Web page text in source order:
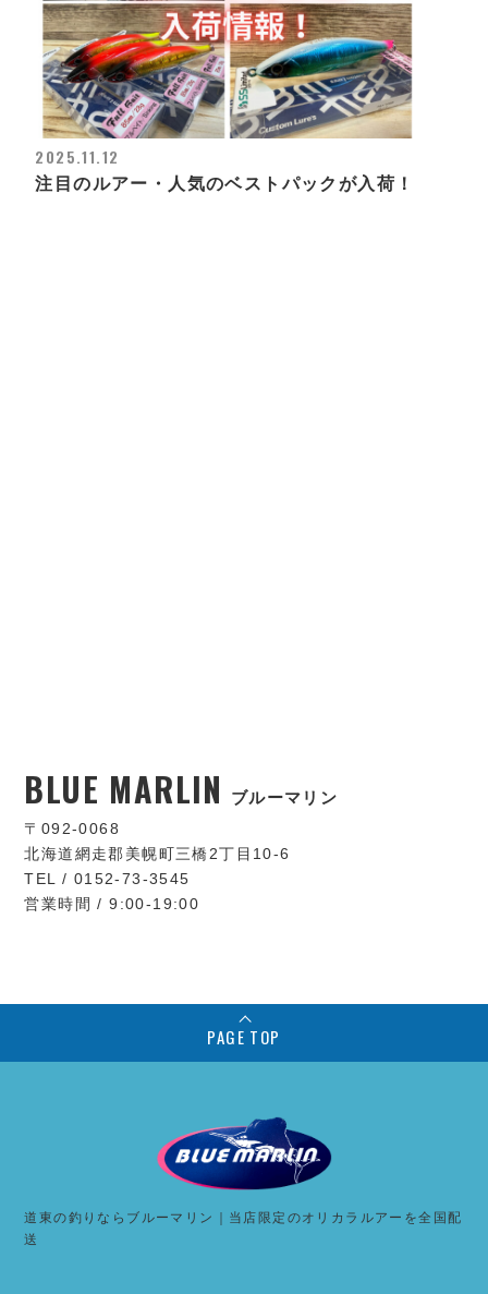
2025.11.12
注目のルアー・人気のベストパックが入荷！
BLUE MARLIN ブルーマリン
〒092-0068
北海道網走郡美幌町三橋2丁目10-6
TEL / 0152-73-3545
営業時間 / 9:00-19:00
PAGE TOP
道東の釣りならブルーマリン｜当店限定のオリカラルアーを全国配
送